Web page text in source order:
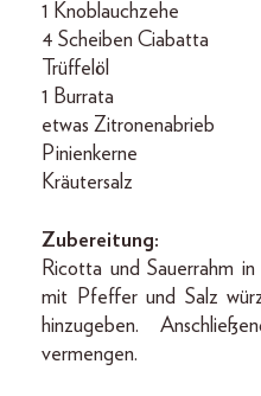
1 Knoblauchzehe
4 Scheiben Ciabatta
Trüffelöl
1 Burrata
etwas Zitronenabrieb
Pinienkerne
Kräutersalz
Zubereitung:
Ricotta und Sauerrahm
mit Pfeffer und Salz
hinzugeben.
vermengen.